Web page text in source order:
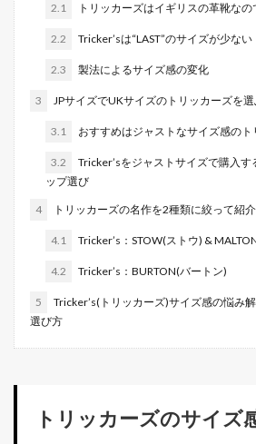
2.1 トリッカーズはイギリスの革靴なの
2.2 Tricker’sは“LAST”のサイズが少ない
2.3 製法によるサイズ感の変化
3 JPサイズでUKサイズのトリッカーズを
3.1 おすすめはジャストなサイズ感のト
3.2
Tricker’sをジャストサイズで購入
ップ選び
4 トリッカーズの名作を2種類に絞って紹介
4.1 Tricker’s：STOW(ストウ) &
4.2 Tricker’s：BURTON(バートン)
5
Tricker’s(トリッカーズ)サイズ感の悩み
選び方
トリッカーズのサイズ